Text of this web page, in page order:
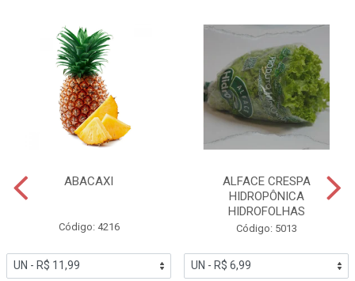
ABACAXI
Código: 4216
ALFACE CRESPA
HIDROPÔNICA
HIDROFOLHAS
Código: 5013